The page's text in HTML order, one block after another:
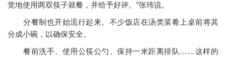
觉地使用两双筷子就餐，并给予好评。”张玮说。
分餐制也开始流行起来。不少饭店在汤类菜肴上桌前将其
分成小碗，以确保安全。
餐前洗手、使用公筷公勺、保持一米距离排队……这样的